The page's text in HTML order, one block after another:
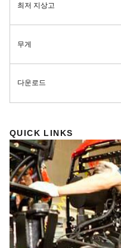
최저 지상고
무게
다운로드
QUICK LINKS